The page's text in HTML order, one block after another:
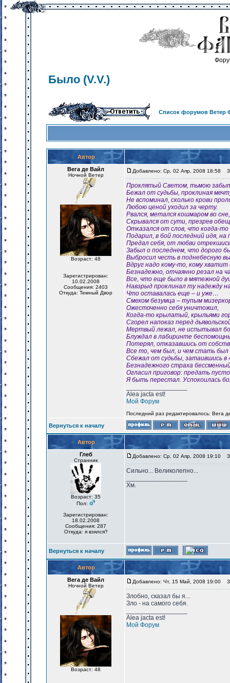
Было (V.V.)
Список форумов Ветер
Автор
Вега де Вайл
Ночной Ветер
Возраст: 48
Зарегистрирован:
10.02.2008
Сообщения: 2403
Откуда: Темный Двор
Добавлено: Ср, 02 Апр, 2008 18:58
Проклятый Светом, тьмою
Бежал от судьбы, проклиная
Не вспоминал, сколько крови
Любою ценой уходил за черту.
Рвался, метался кошмаром во сне,
Скрывался от сути, презрев
Отказался от слов, что когда-то
Подарил, в бой последний идя, на
Предал себя, от любви
Забыл о последнем, что дорого
Выбросил честь в поднебесную
Вдруг надо кому-то, кому хватит
Безнадежно, отчаянно резал на
Все, что еще было в мятежной
Навзрыд проклинал ту надежду
Что оставалась еще – и уже…
Смехом безумца – тупым
Ожесточенно себя уничтожил,
Когда-то крылатый, крыльями
Сгорел напоказ перед
Мертвый лежал, не испытывал
Блуждал в лабиринте
Потерял, отказавшись от
Все то, чем был, и чем стать был
Сбежал от судьбы, затаившись в
Безнадежного страха
Огласил приговор: предать
Я быть перестал. Успокоилась
Alea jacta est!
Мой Форум
Последний раз редактировалось: Вега
Вернуться к началу
Автор
Глеб
Странник
Возраст: 35
Пол:
Зарегистрирован:
18.02.2008
Сообщения: 287
Откуда: я взялся?
Добавлено: Ср, 02 Апр, 2008 19:10
Сильно... Великолепно...
Хм.
Вернуться к началу
Автор
Вега де Вайл
Ночной Ветер
Возраст: 48
Добавлено: Чт, 15 Май, 2008 19:00
Злобно, сказал бы я...
Зло - на самого себя.
Alea jacta est!
Мой Форум